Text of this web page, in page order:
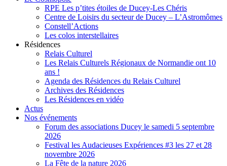
RPE Les p’tites étoiles de Ducey-Les Chéris
Centre de Loisirs du secteur de Ducey – L’Astromômes
Constell’Actions
Les colos interstellaires
Résidences
Relais Culturel
Les Relais Culturels Régionaux de Normandie ont 10
ans !
Agenda des Résidences du Relais Culturel
Archives des Résidences
Les Résidences en vidéo
Actus
Nos événements
Forum des associations Ducey le samedi 5 septembre
2026
Festival les Audacieuses Expériences #3 les 27 et 28
novembre 2026
La Fête de la nature 2026